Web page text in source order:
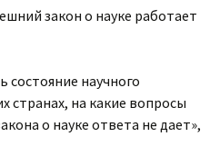
закон о науке работает
состояние научного
странах, на какие вопросы
о науке ответа не дает»,